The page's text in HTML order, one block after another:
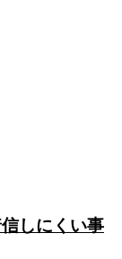
しにくい事